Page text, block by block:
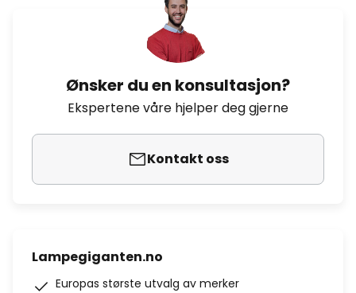
Ønsker du en konsultasjon?
Ekspertene våre hjelper deg gjerne
Kontakt oss
Lampegiganten.no
Europas største utvalg av merker